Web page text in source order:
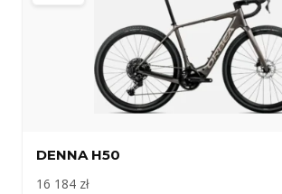
DENNA H50
16 184 zł